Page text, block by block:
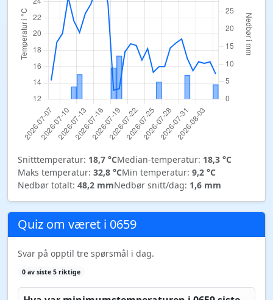
Snitttemperatur: 18,7 °CMedian-temperatur: 18,3 °C
Maks temperatur: 32,8 °CMin temperatur: 9,2 °C
Nedbør totalt: 48,2 mmNedbør snitt/dag: 1,6 mm
Quiz om været i 0659
Svar på opptil tre spørsmål i dag.
0 av siste 5 riktige